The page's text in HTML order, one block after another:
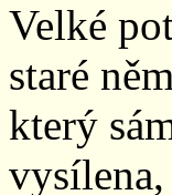
Velké
staré
který